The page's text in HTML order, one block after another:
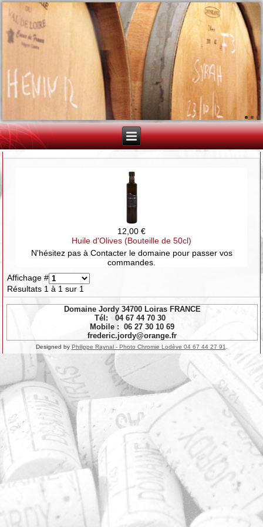
12,00 €
Huile d'Olives (Bouteille de 50cl)
N'hésitez pas à Contacter le domaine pour passer vos
commandes.
Affichage #
Résultats 1 à 1 sur 1
Domaine Jordy 34700 Loiras FRANCE
Tél: 04 67 44 70 30
Mobile : 06 27 30 10 69
frederic.jordy@orange.fr
Designed by Philippe Raynal - Photo Chromie Lodève 04 67 44 27 91